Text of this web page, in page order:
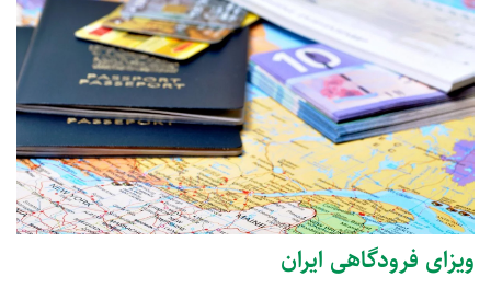
ویزای فرودگاهی ایران